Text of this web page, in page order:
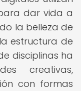
dar vida a
la belleza de
estructura de
disciplinas ha
creativas,
con formas